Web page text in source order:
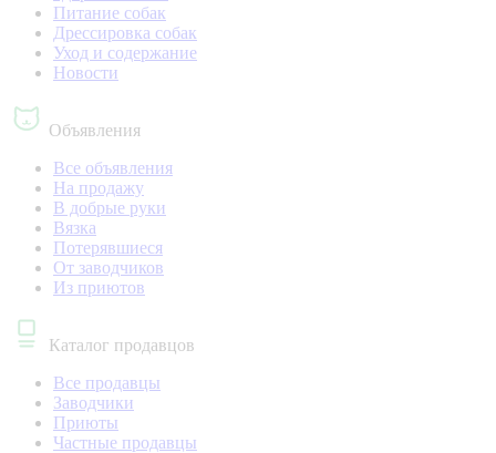
Питание собак
Дрессировка собак
Уход и содержание
Новости
Объявления
Все объявления
На продажу
В добрые руки
Вязка
Потерявшиеся
От заводчиков
Из приютов
Каталог продавцов
Все продавцы
Заводчики
Приюты
Частные продавцы